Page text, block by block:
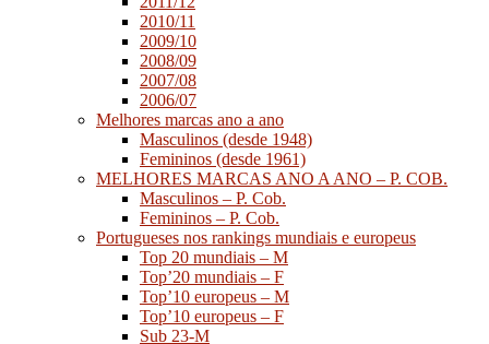
2010/11
2009/10
2008/09
2007/08
2006/07
Melhores marcas ano a ano
Masculinos (desde 1948)
Femininos (desde 1961)
MELHORES MARCAS ANO A ANO – P. COB.
Masculinos – P. Cob.
Femininos – P. Cob.
Portugueses nos rankings mundiais e europeus
Top 20 mundiais – M
Top’20 mundiais – F
Top’10 europeus – M
Top’10 europeus – F
Sub 23-M